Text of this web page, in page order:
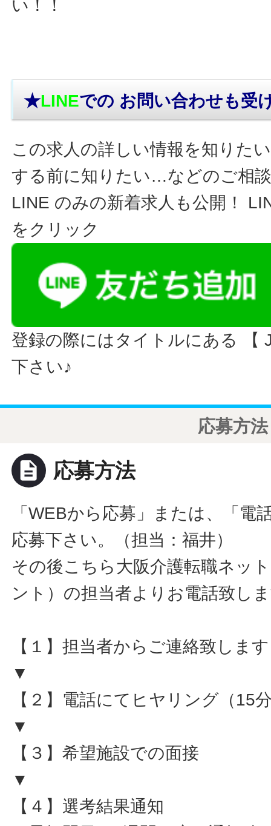
い！！
★LINEでの お問い合わせも受
この求人の詳しい情報を知りた
する前に知りたい…などのご相
LINE のみの新着求人も公開！
をクリック
登録の際にはタイトルにある 【
下さい♪
応募方法
description 応募方法
「WEBから応募」または、「電
応募下さい。（担当：福井）
その後こちら大阪介護転職ネッ
ント）の担当者よりお電話致し
【１】担当者からご連絡致します
▼
【２】電話にてヒヤリング（15
▼
【３】希望施設での面接
▼
【４】選考結果通知